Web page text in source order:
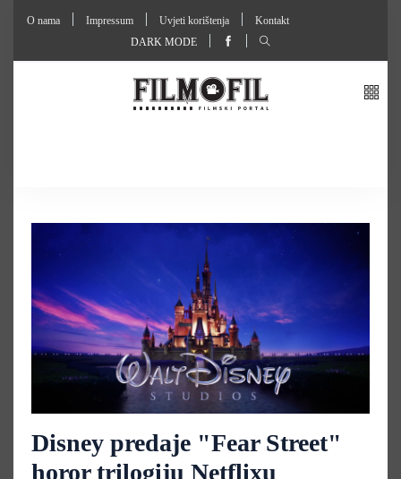
O nama Impressum Uvjeti korištenja
Kontakt
DARK MODE
Disney predaje "Fear Street"
horor trilogiju Netflixu